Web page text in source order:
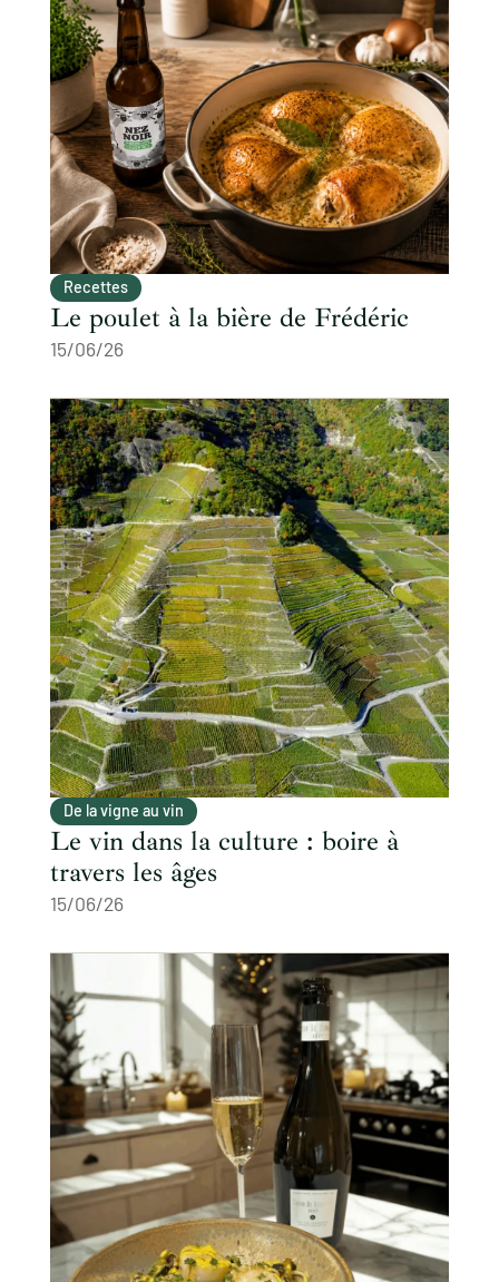
Recettes
Le poulet à la bière de Frédéric
15/06/26
De la vigne au vin
Le vin dans la culture : boire à
travers les âges
15/06/26